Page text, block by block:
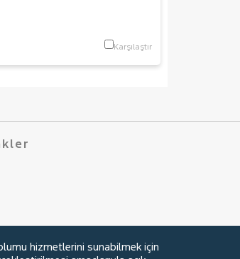
Karşılaştır
hizmetlerini sunabilmek için